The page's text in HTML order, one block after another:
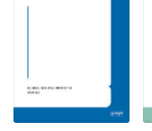
er and the Star. The
er Ancient Literature
ntroduction to Jewish
e after Babel:
등등이 있다.